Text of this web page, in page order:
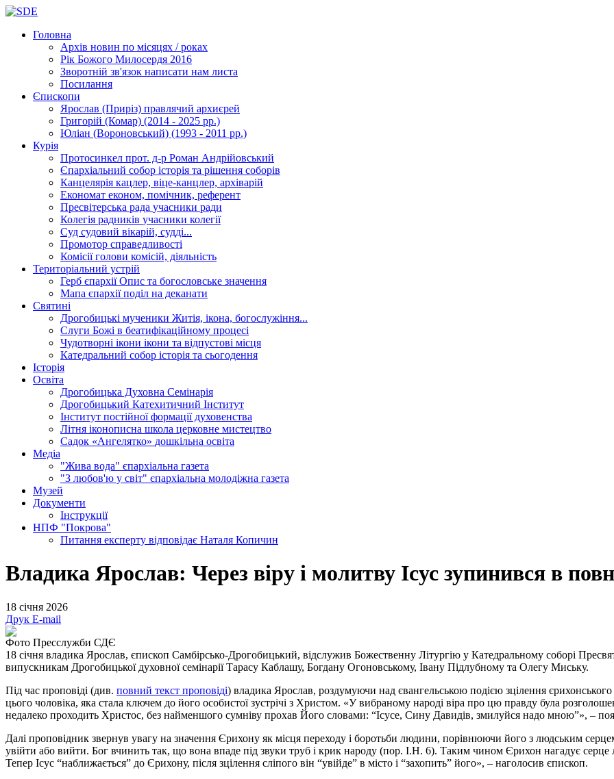
Головна
Архів новин по місяцях / роках
Рік Божого Милосердя 2016
Зворотній зв'язок написати нам листа
Посилання
Єпископи
Ярослав (Приріз) правлячий архиєрей
Григорій (Комар) (2014 - 2025 рр.)
Юліан (Вороновський) (1993 - 2011 рр.)
Курія
Протосинкел прот. д-р Роман Андрійовський
Єпархіальний собор історія та рішення соборів
Канцелярія кацлер, віце-канцлер, архіварій
Економат економ, помічник, референт
Пресвітерська рада учасники ради
Колегія радників учасники колегії
Суд судовий вікарій, судді...
Промотор справедливості
Комісіїголови комісій, діяльність
Територіальний устрій
Герб єпархіїОпис та богословське значення
Мапа єпархіїподіл на деканати
Святині
Дрогобицькі мученики Житія, ікона, богослужіння...
Слуги Божі в беатифікаційному процесі
Чудотворні ікони ікони та відпустові місця
Катедральний собор історія та сьогодення
Історія
Освіта
Дрогобицька Духовна Семінарія
Дрогобицький Катехитичний Інститут
Інститут постійної формації духовенства
Літня іконописна школа церковне мистецтво
Садок «Ангелятко» дошкільна освіта
Медіа
"Жива вода" єпархіальна газета
"З любов'ю у світ" єпархіальна молодіжна газета
Музей
Документи
Інструкції
НПФ "Покрова"
Питання експерту відповідає Наталя Копичин
Владика Ярослав: Через віру і молитву Ісус зупинився в
18 січня 2026
Друк E-mail
Фото Пресслужби СДЄ
18 січня владика Ярослав, єпископ Самбірсько-Дрогобицький, відслужив Божественну Літургію у Катедральному соборі
випускникам Дрогобицької духовної семінарії Тарасу Каблашу, Богдану Огоновському, Івану Підлубному та Олегу Миську.
Під час проповіді (див. повний текст проповіді) владика Ярослав, роздумуючи над євангельською подією зцілення єрихонського
цього чоловіка, яка стала ключем до його особистої зустрічі з Христом. «У вибраному народі віра про цю правду була
недалеко проходить Христос, без найменшого сумніву прохав Його словами: “Ісусе, Сину Давидів, змилуйся надо мною”», –
Далі проповідник звернув увагу на значення Єрихону як місця переходу і боротьби людини, порівнюючи його з людським
увійти або вийти. Бог вчинить так, що вона впаде під звуки труб і крик народу (пор. І.Н. 6). Таким чином Єрихон нагадує
Тепер Ісус “наближається” до Єрихону, після зцілення сліпого він “увійде” в місто і “захопить” його», – наголосив єпископ.